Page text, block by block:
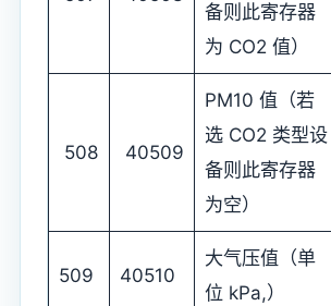
备则此寄存器
为 CO2 值）
508 40509
PM10 值（若
选 CO2 类型设
备则此寄存器
为空）
509 40510
大气压值（单
位 kPa,）